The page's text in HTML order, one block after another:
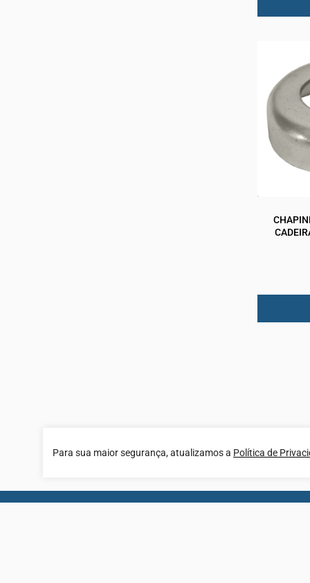
Para sua maior segurança, atualizamos a Política de